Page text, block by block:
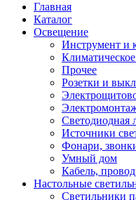
Главная
Каталог
Освещение
Инструмент и
Прочее
Розетки и
Светодиодная
Источники
Фонари,
Умный дом
Кабель,
Настольные
Светильники